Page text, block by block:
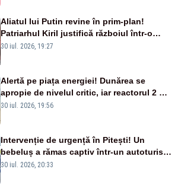
Aliatul lui Putin revine în prim-plan!
Patriarhul Kiril justifică războiul într-o
nouă carte
30 iul. 2026, 19:27
Alertă pe piața energiei! Dunărea se
apropie de nivelul critic, iar reactorul 2 de
la Cernavodă ar putea fi oprit
30 iul. 2026, 19:56
Intervenție de urgență în Pitești! Un
bebeluș a rămas captiv într-un autoturism
din cauza unei defecțiuni
30 iul. 2026, 20:33